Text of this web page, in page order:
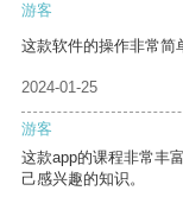
游客
这款软件的操作非常简
2024-01-25
游客
这款app的课程非常丰
己感兴趣的知识。